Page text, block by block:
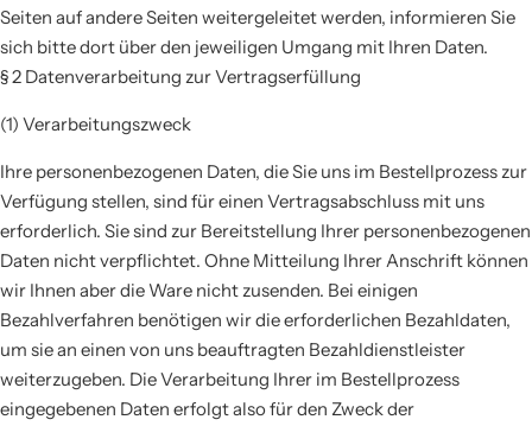
Seiten auf andere Seiten weitergeleitet werden, informieren Sie
sich bitte dort über den jeweiligen Umgang mit Ihren Daten.
§ 2 Datenverarbeitung zur Vertragserfüllung
(1) Verarbeitungszweck
Ihre personenbezogenen Daten, die Sie uns im Bestellprozess zur
Verfügung stellen, sind für einen Vertragsabschluss mit uns
erforderlich. Sie sind zur Bereitstellung Ihrer personenbezogenen
Daten nicht verpflichtet. Ohne Mitteilung Ihrer Anschrift können
wir Ihnen aber die Ware nicht zusenden. Bei einigen
Bezahlverfahren benötigen wir die erforderlichen Bezahldaten,
um sie an einen von uns beauftragten Bezahldienstleister
weiterzugeben. Die Verarbeitung Ihrer im Bestellprozess
eingegebenen Daten erfolgt also für den Zweck der